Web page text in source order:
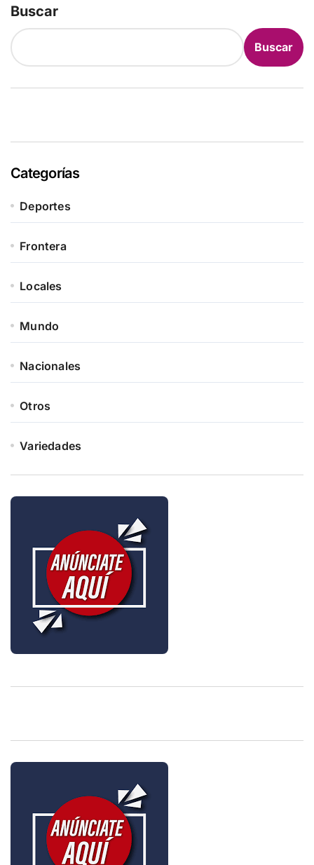
Buscar
Buscar
Categorías
Deportes
Frontera
Locales
Mundo
Nacionales
Otros
Variedades